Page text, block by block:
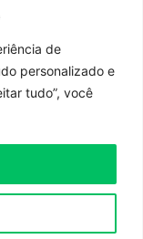
de
personalizado e
tudo”, você
Cristo!